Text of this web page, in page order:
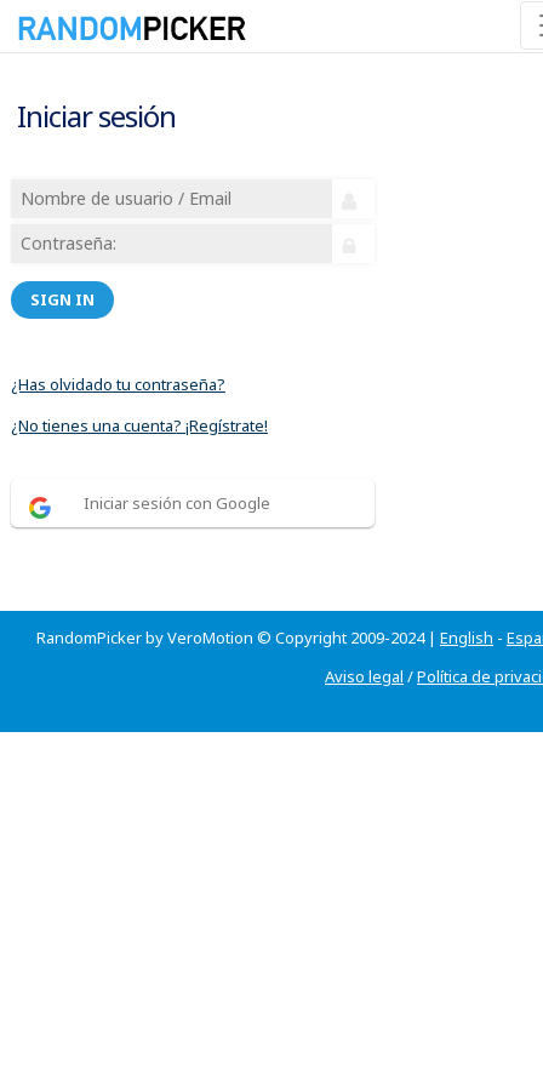
Iniciar sesión
SIGN IN
¿Has olvidado tu contraseña?
¿No tienes una cuenta? ¡Regístrate!
Iniciar sesión con Google
RandomPicker by VeroMotion © Copyright 2009-2024 | English -
Aviso legal /Política de